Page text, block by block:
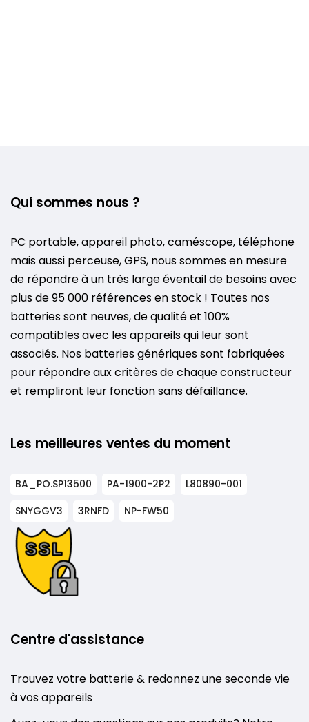
Qui sommes nous ?
PC portable, appareil photo, caméscope, téléphone
mais aussi perceuse, GPS, nous sommes en mesure
de répondre à un très large éventail de besoins avec
plus de 95 000 références en stock ! Toutes nos
batteries sont neuves, de qualité et 100%
compatibles avec les appareils qui leur sont
associés. Nos batteries génériques sont fabriquées
pour répondre aux critères de chaque constructeur
et rempliront leur fonction sans défaillance.
Les meilleures ventes du moment
BA_PO.SP13500 PA-1900-2P2
L80890-001
SNYGGV3
3RNFD NP-FW50
Centre d'assistance
Trouvez votre batterie & redonnez une seconde vie
à vos appareils